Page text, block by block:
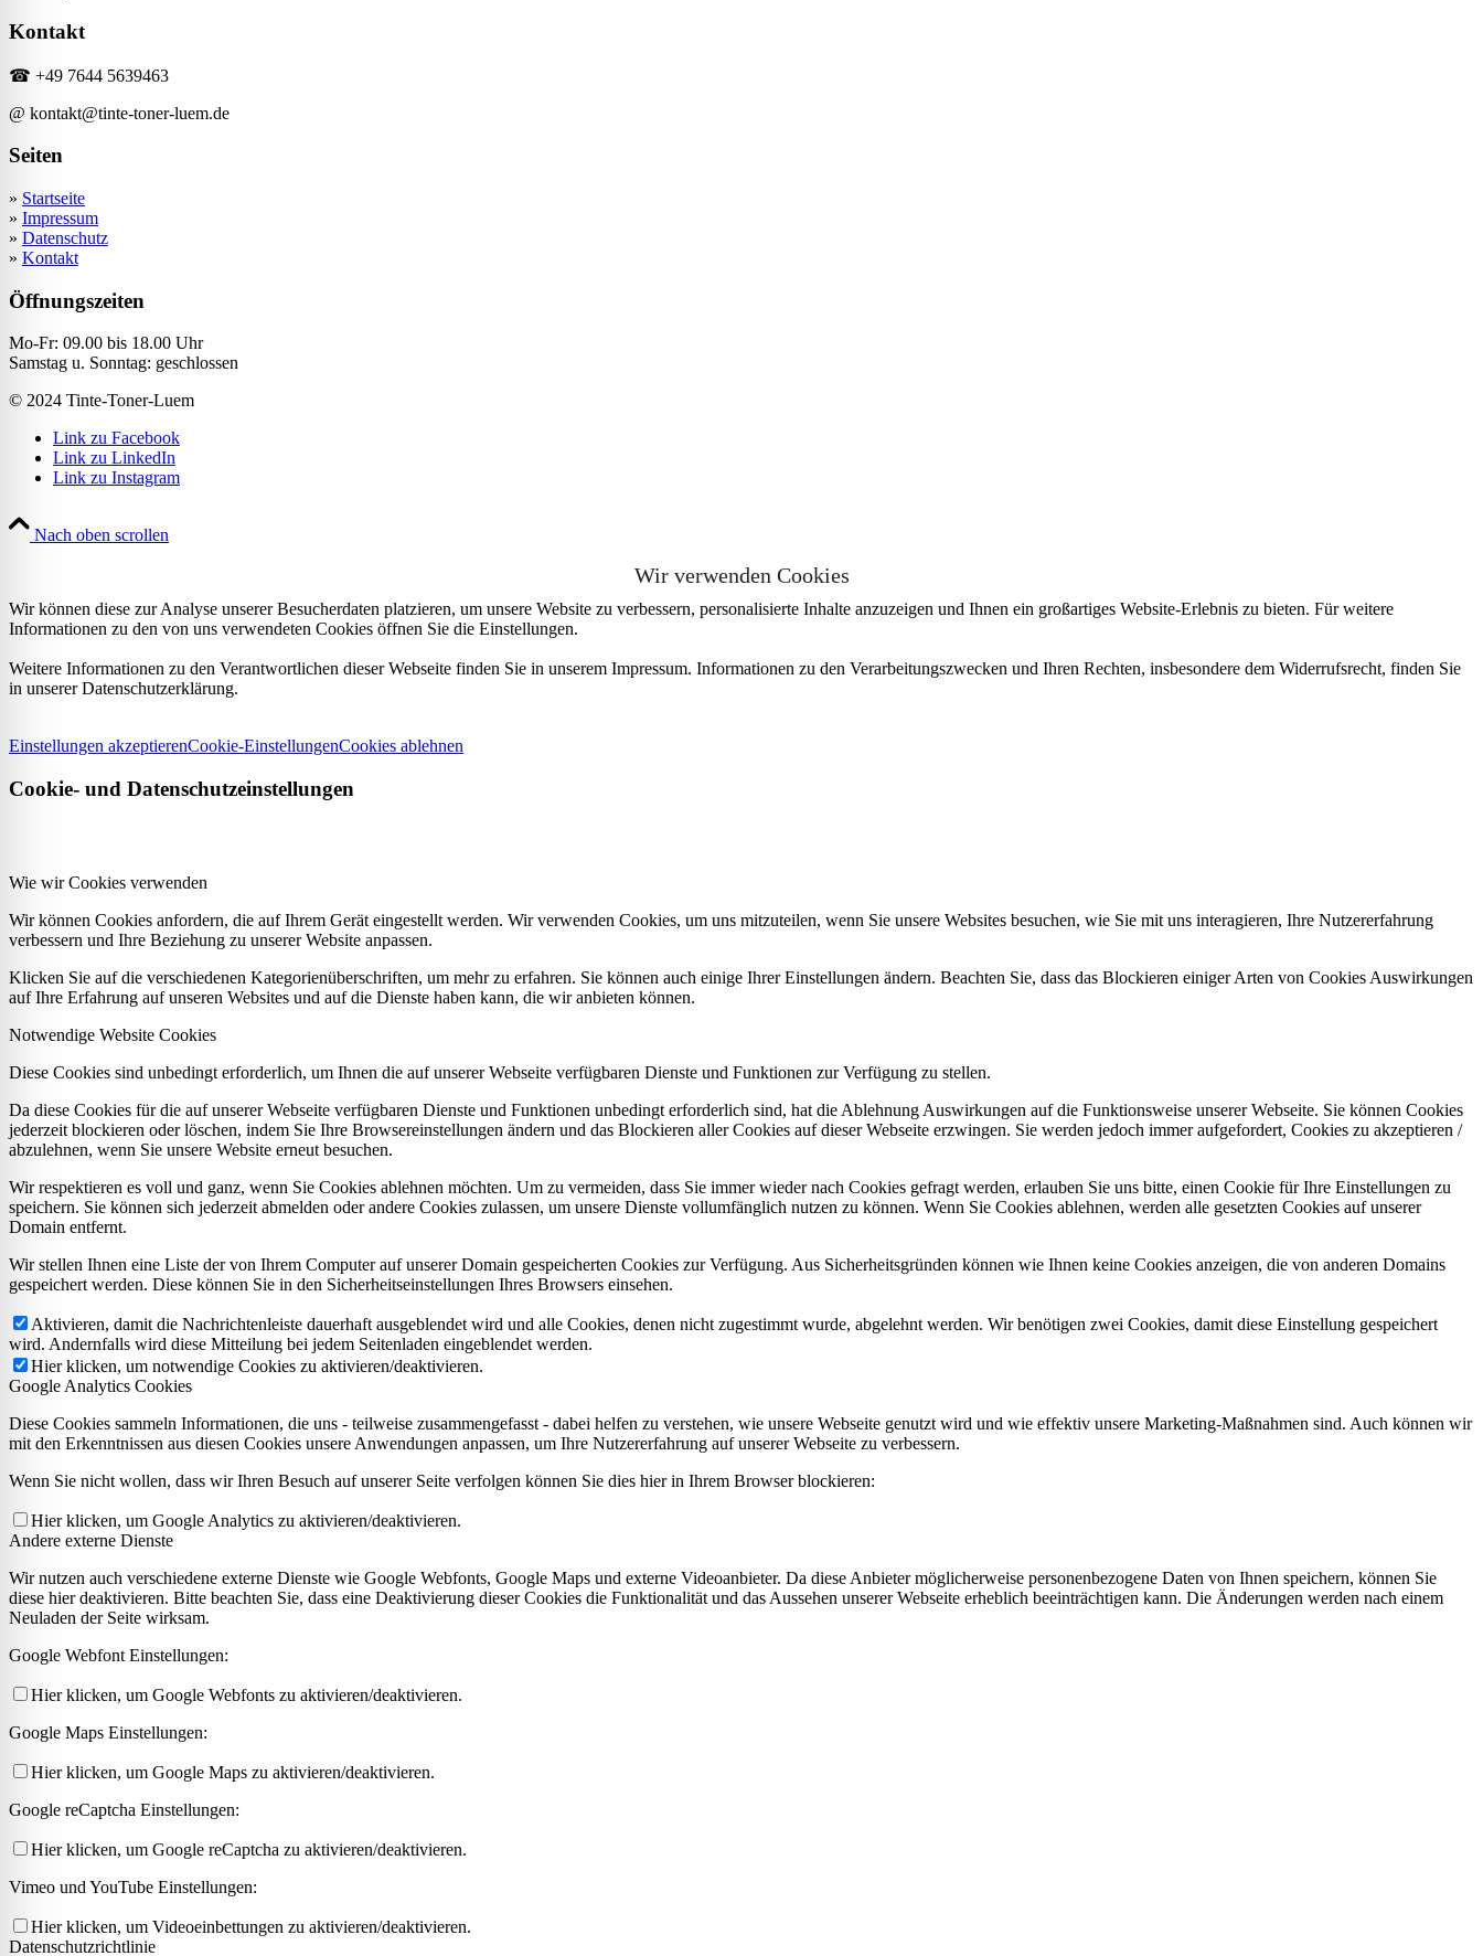
Kontakt
☎ +49 7644 5639463
@ kontakt@tinte-toner-luem.de
Seiten
» Startseite
» Impressum
» Datenschutz
» Kontakt
Öffnungszeiten
Mo-Fr: 09.00 bis 18.00 Uhr
Samstag u. Sonntag: geschlossen
© 2024 Tinte-Toner-Luem
Link zu Facebook
Link zu LinkedIn
Link zu Instagram
Nach oben scrollen
Wir verwenden Cookies
Wir können diese zur Analyse unserer Besucherdaten platzieren, um unsere Website zu verbessern, personalisierte Inhalte anzuzeigen und Ihnen ein großartiges Website-Erlebnis zu bieten. Für weitere
Informationen zu den von uns verwendeten Cookies öffnen Sie die Einstellungen.
Weitere Informationen zu den Verantwortlichen dieser Webseite finden Sie in unserem Impressum. Informationen zu den Verarbeitungszwecken und Ihren Rechten, insbesondere dem Widerrufsrecht, finden Sie
in unserer Datenschutzerklärung.
Einstellungen akzeptierenCookie-EinstellungenCookies ablehnen
Cookie- und Datenschutzeinstellungen
Wie wir Cookies verwenden
Wir können Cookies anfordern, die auf Ihrem Gerät eingestellt werden. Wir verwenden Cookies, um uns mitzuteilen, wenn Sie unsere Websites besuchen, wie Sie mit uns interagieren, Ihre Nutzererfahrung
verbessern und Ihre Beziehung zu unserer Website anpassen.
Klicken Sie auf die verschiedenen Kategorienüberschriften, um mehr zu erfahren. Sie können auch einige Ihrer Einstellungen ändern. Beachten Sie, dass das Blockieren einiger Arten von Cookies Auswirkungen
auf Ihre Erfahrung auf unseren Websites und auf die Dienste haben kann, die wir anbieten können.
Notwendige Website Cookies
Diese Cookies sind unbedingt erforderlich, um Ihnen die auf unserer Webseite verfügbaren Dienste und Funktionen zur Verfügung zu stellen.
Da diese Cookies für die auf unserer Webseite verfügbaren Dienste und Funktionen unbedingt erforderlich sind, hat die Ablehnung Auswirkungen auf die Funktionsweise unserer Webseite. Sie können Cookies
jederzeit blockieren oder löschen, indem Sie Ihre Browsereinstellungen ändern und das Blockieren aller Cookies auf dieser Webseite erzwingen. Sie werden jedoch immer aufgefordert, Cookies zu akzeptieren /
abzulehnen, wenn Sie unsere Website erneut besuchen.
Wir respektieren es voll und ganz, wenn Sie Cookies ablehnen möchten. Um zu vermeiden, dass Sie immer wieder nach Cookies gefragt werden, erlauben Sie uns bitte, einen Cookie für Ihre Einstellungen zu
speichern. Sie können sich jederzeit abmelden oder andere Cookies zulassen, um unsere Dienste vollumfänglich nutzen zu können. Wenn Sie Cookies ablehnen, werden alle gesetzten Cookies auf unserer
Domain entfernt.
Wir stellen Ihnen eine Liste der von Ihrem Computer auf unserer Domain gespeicherten Cookies zur Verfügung. Aus Sicherheitsgründen können wie Ihnen keine Cookies anzeigen, die von anderen Domains
gespeichert werden. Diese können Sie in den Sicherheitseinstellungen Ihres Browsers einsehen.
Aktivieren, damit die Nachrichtenleiste dauerhaft ausgeblendet wird und alle Cookies, denen nicht zugestimmt wurde, abgelehnt werden. Wir benötigen zwei Cookies, damit diese Einstellung gespeichert
wird. Andernfalls wird diese Mitteilung bei jedem Seitenladen eingeblendet werden.
Hier klicken, um notwendige Cookies zu aktivieren/deaktivieren.
Google Analytics Cookies
Diese Cookies sammeln Informationen, die uns - teilweise zusammengefasst - dabei helfen zu verstehen, wie unsere Webseite genutzt wird und wie effektiv unsere Marketing-Maßnahmen sind. Auch können wir
mit den Erkenntnissen aus diesen Cookies unsere Anwendungen anpassen, um Ihre Nutzererfahrung auf unserer Webseite zu verbessern.
Wenn Sie nicht wollen, dass wir Ihren Besuch auf unserer Seite verfolgen können Sie dies hier in Ihrem Browser blockieren:
Hier klicken, um Google Analytics zu aktivieren/deaktivieren.
Andere externe Dienste
Wir nutzen auch verschiedene externe Dienste wie Google Webfonts, Google Maps und externe Videoanbieter. Da diese Anbieter möglicherweise personenbezogene Daten von Ihnen speichern, können Sie
diese hier deaktivieren. Bitte beachten Sie, dass eine Deaktivierung dieser Cookies die Funktionalität und das Aussehen unserer Webseite erheblich beeinträchtigen kann. Die Änderungen werden nach einem
Neuladen der Seite wirksam.
Google Webfont Einstellungen:
Hier klicken, um Google Webfonts zu aktivieren/deaktivieren.
Google Maps Einstellungen:
Hier klicken, um Google Maps zu aktivieren/deaktivieren.
Google reCaptcha Einstellungen:
Hier klicken, um Google reCaptcha zu aktivieren/deaktivieren.
Vimeo und YouTube Einstellungen:
Hier klicken, um Videoeinbettungen zu aktivieren/deaktivieren.
Datenschutzrichtlinie